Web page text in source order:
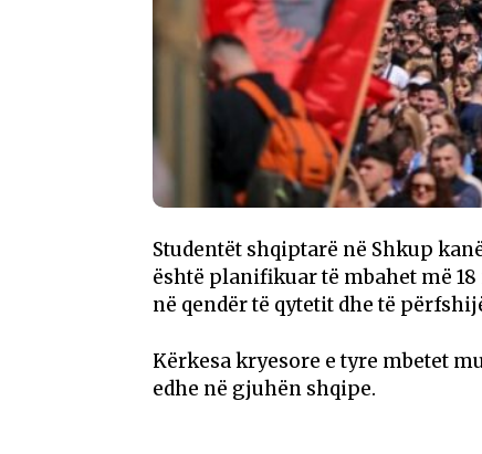
Studentët shqiptarë në Shkup
është planifikuar të mbahet më
në qendër të qytetit dhe të
Kërkesa kryesore e tyre mbetet
edhe në gjuhën shqipe.